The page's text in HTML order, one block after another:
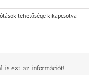
lehetősége kikapcsolva
is ezt az információt!